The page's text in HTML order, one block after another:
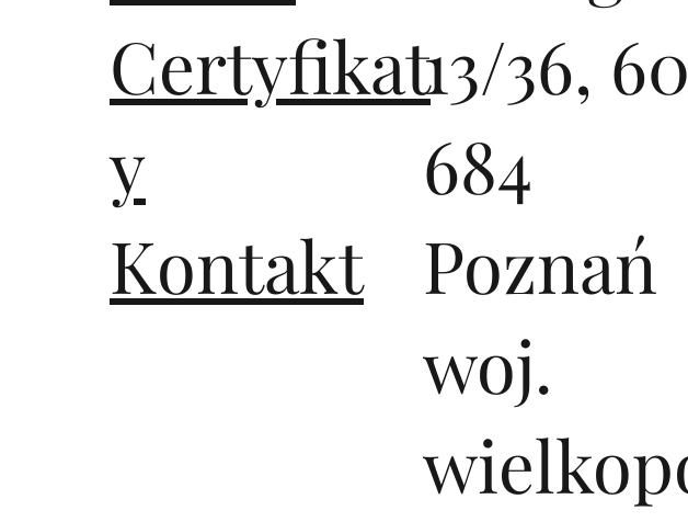
Certyfikat
y
Kontakt
13/36,
684
Poznań
woj.